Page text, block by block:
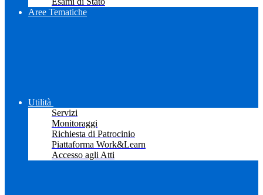
Aree Tematiche
Utilità
Servizi
Monitoraggi
Richiesta di Patrocinio
Piattaforma Work&Learn
Accesso agli Atti